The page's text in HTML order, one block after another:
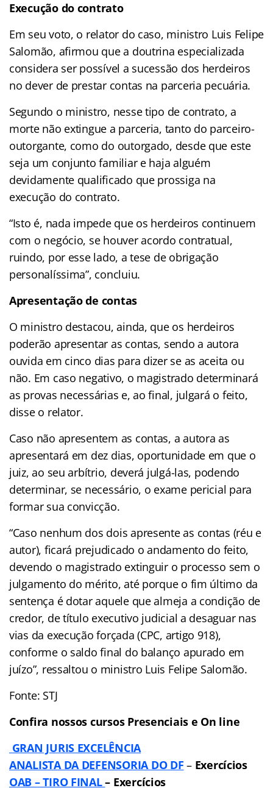
Execução do contrato
Em seu voto, o relator do caso, ministro Luis Felipe
Salomão, afirmou que a doutrina especializada
considera ser possível a sucessão dos herdeiros
no dever de prestar contas na parceria pecuária.
Segundo o ministro, nesse tipo de contrato, a
morte não extingue a parceria, tanto do parceiro-
outorgante, como do outorgado, desde que este
seja um conjunto familiar e haja alguém
devidamente qualificado que prossiga na
execução do contrato.
“Isto é, nada impede que os herdeiros continuem
com o negócio, se houver acordo contratual,
ruindo, por esse lado, a tese de obrigação
personalíssima”, concluiu.
Apresentação de contas
O ministro destacou, ainda, que os herdeiros
poderão apresentar as contas, sendo a autora
ouvida em cinco dias para dizer se as aceita ou
não. Em caso negativo, o magistrado determinará
as provas necessárias e, ao final, julgará o feito,
disse o relator.
Caso não apresentem as contas, a autora as
apresentará em dez dias, oportunidade em que o
juiz, ao seu arbítrio, deverá julgá-las, podendo
determinar, se necessário, o exame pericial para
formar sua convicção.
“Caso nenhum dos dois apresente as contas (réu e
autor), ficará prejudicado o andamento do feito,
devendo o magistrado extinguir o processo sem o
julgamento do mérito, até porque o fim último da
sentença é dotar aquele que almeja a condição de
credor, de título executivo judicial a desaguar nas
vias da execução forçada (CPC, artigo 918),
conforme o saldo final do balanço apurado em
juízo”, ressaltou o ministro Luis Felipe Salomão.
Fonte: STJ
Confira nossos cursos Presenciais e On line
GRAN JURIS EXCELÊNCIA
ANALISTA DA DEFENSORIA DO DF – Exercícios
OAB – TIRO FINAL– Exercícios